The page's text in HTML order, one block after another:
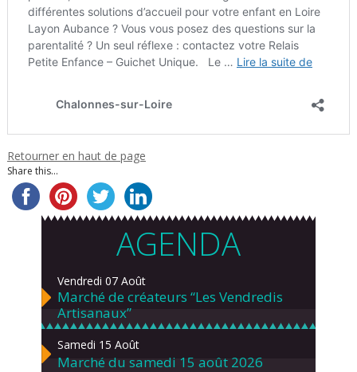
Retourner en haut de page
Share this...
AGENDA
Vendredi 07 Août
Marché de créateurs “Les Vendredis
Artisanaux”
Samedi 15 Août
Marché du samedi 15 août 2026